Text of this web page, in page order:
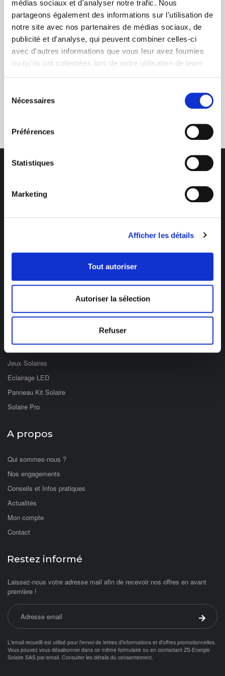
médias sociaux et d'analyser notre trafic. Nous
partageons également des informations sur l'utilisation de
notre site avec nos partenaires de médias sociaux, de
publicité et d'analyse, qui peuvent combiner celles-ci
avec d'autres informations que vous leur avez fournies
ou qu'ils ont collectées lors de votre utilisation de leurs
Nécessaires
Préférences
Statistiques
Marketing
Afficher les détails
Tout autoriser
Autoriser la sélection
Refuser
dans le photovoltaïque
de 8h à 12h et de 14h à 17h
Catégories
Décoration Solaire
Solaire Nomade
Jeux Solaires
Eclairage LED
Panneau Kit Solaire
Solaire Pro
A propos
Qui sommes-nous ?
Nos engagements
Conseils et Infos pratiques
Actualités
Mon compte
Contact
Restez informé
Laissez-nous votre adresse mail afin de recevoir nos offres en avant
première !
Adresse email
Valider
L'email recueilli est utilisé pour l'envoi de lettres d'informations et d'offres promotionnelles.
Vous pouvez vous désabonner dans ce même formulaire ou en contactant ZS-Energie
Solaire SAS paremail Consulter les détails du consentement.